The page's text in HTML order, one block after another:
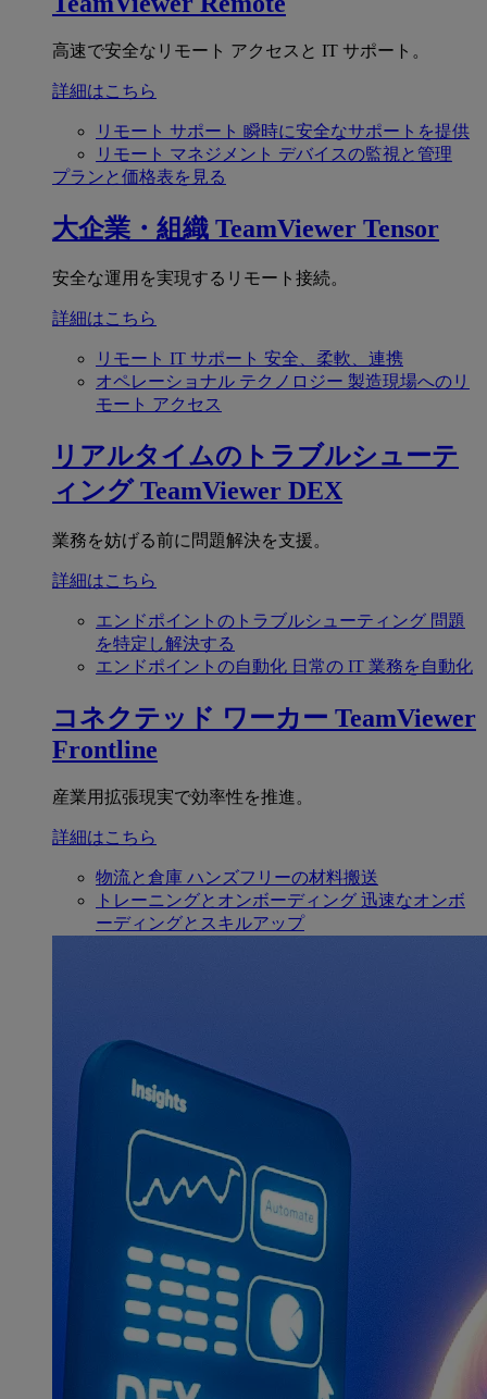
高速で安全なリモート アクセスと IT サポート。
詳細はこちら
リモート サポート 瞬時に安全なサポートを提供
リモート マネジメント デバイスの監視と管理
プランと価格表を見る
大企業・組織 TeamViewer Tensor
安全な運用を実現するリモート接続。
詳細はこちら
リモート IT サポート 安全、柔軟、連携
オペレーショナル テクノロジー 製造現場へのリ
モート アクセス
リアルタイムのトラブルシューテ
ィング TeamViewer DEX
業務を妨げる前に問題解決を支援。
詳細はこちら
エンドポイントのトラブルシューティング 問題
を特定し解決する
エンドポイントの自動化 日常の IT 業務を自動化
コネクテッド ワーカー TeamViewer
Frontline
産業用拡張現実で効率性を推進。
詳細はこちら
物流と倉庫 ハンズフリーの材料搬送
トレーニングとオンボーディング 迅速なオンボ
ーディングとスキルアップ